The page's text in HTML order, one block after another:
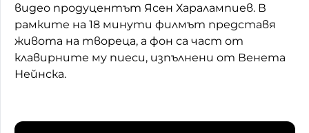
видео продуцентът Ясен Харалампиев. В
рамките на 18 минути филмът представя
живота на твореца, а фон са част от
клавирните му пиеси, изпълнени от Венета
Нейнска.